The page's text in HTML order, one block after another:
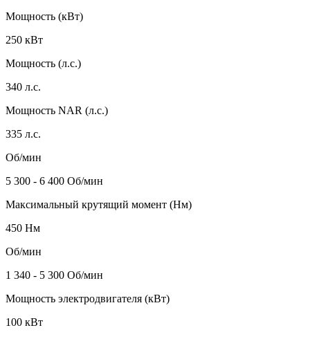
Мощность (кВт)
250 кВт
Мощность (л.с.)
340 л.с.
Мощность NAR (л.с.)
335 л.с.
Об/мин
5 300 - 6 400 Об/мин
Максимальный крутящий момент (Нм)
450 Нм
Об/мин
1 340 - 5 300 Об/мин
Мощность электродвигателя (кВт)
100 кВт